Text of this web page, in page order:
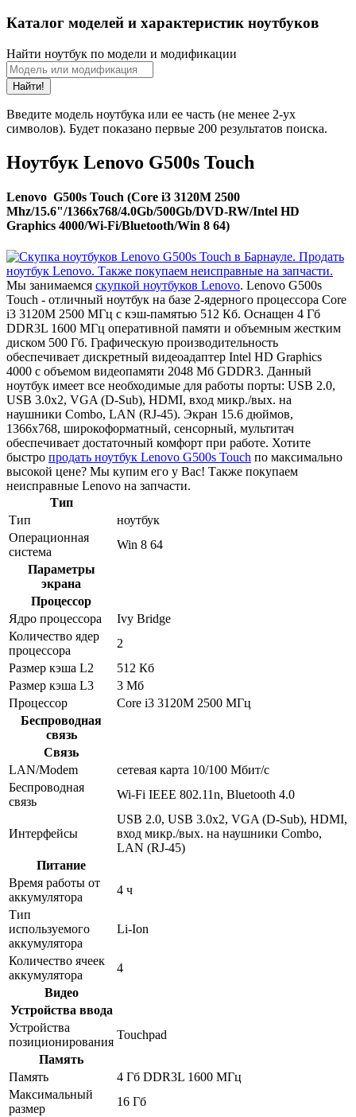
Каталог моделей и характеристик ноутбуков
Найти ноутбук по модели и модификации
Найти!
Введите модель ноутбука или ее часть (не менее 2-ух
символов). Будет показано первые 200 результатов поиска.
Ноутбук Lenovo G500s Touch
Lenovo G500s Touch (Core i3 3120M 2500
Mhz/15.6"/1366x768/4.0Gb/500Gb/DVD-RW/Intel HD
Graphics 4000/Wi-Fi/Bluetooth/Win 8 64)
Мы занимаемся скупкой ноутбуков Lenovo. Lenovo G500s
Touch - отличный ноутбук на базе 2-ядерного процессора Core
i3 3120M 2500 МГц с кэш-памятью 512 Кб. Оснащен 4 Гб
DDR3L 1600 МГц оперативной памяти и объемным жестким
диском 500 Гб. Графическую производительность
обеспечивает дискретный видеоадаптер Intel HD Graphics
4000 с объемом видеопамяти 2048 Мб GDDR3. Данный
ноутбук имеет все необходимые для работы порты: USB 2.0,
USB 3.0x2, VGA (D-Sub), HDMI, вход микр./вых. на
наушники Combo, LAN (RJ-45). Экран 15.6 дюймов,
1366x768, широкоформатный, сенсорный, мультитач
обеспечивает достаточный комфорт при работе. Хотите
быстро продать ноутбук Lenovo G500s Touch по максимально
высокой цене? Мы купим его у Вас! Также покупаем
неисправные Lenovo на запчасти.
Тип
Тип
ноутбук
Операционная
система
Win 8 64
Параметры
экрана
Процессор
Ядро процессора
Ivy Bridge
Количество ядер
процессора
2
Размер кэша L2
512 Кб
Размер кэша L3
3 Мб
Процессор
Core i3 3120M 2500 МГц
Беспроводная
связь
Связь
LAN/Modem
сетевая карта 10/100 Мбит/c
Беспроводная
связь
Wi-Fi IEEE 802.11n, Bluetooth 4.0
Интерфейсы
USB 2.0, USB 3.0x2, VGA (D-Sub), HDMI,
вход микр./вых. на наушники Combo,
LAN (RJ-45)
Питание
Время работы от
аккумулятора
4 ч
Тип
используемого
аккумулятора
Li-Ion
Количество ячеек
аккумулятора
4
Видео
Устройства ввода
Устройства
позиционирования
Touchpad
Память
Память
4 Гб DDR3L 1600 МГц
Максимальный
размер
16 Гб